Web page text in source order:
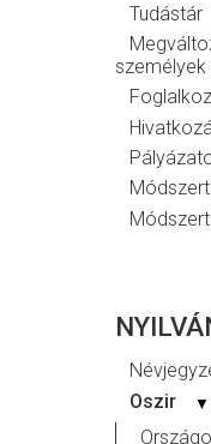
Tudástár
személyek
Oszir ▼